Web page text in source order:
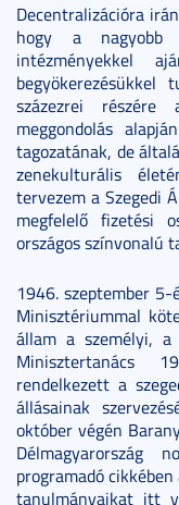
Decentralizációra
hogy a nagyobb
intézményekkel
százezrei részére
meggondolás
tagozatának, de
zenekulturális
tervezem a Szegedi
megfelelő fizetési
országos színvonalú
1946. szeptember 5-
Minisztériummal
állam a személyi,
Minisztertanács
rendelkezett a
állásainak
október végén
Délmagyarország
programadó
tanulmányaikat itt